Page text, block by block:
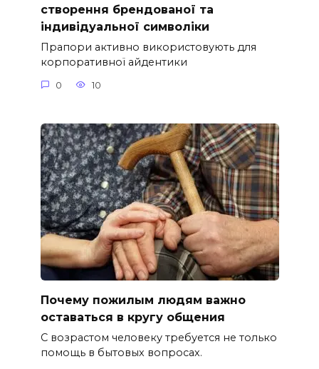
створення брендованої та
індивідуальної символіки
Прапори активно використовують для
корпоративної айдентики
0 10
Почему пожилым людям важно
оставаться в кругу общения
С возрастом человеку требуется не только
помощь в бытовых вопросах.